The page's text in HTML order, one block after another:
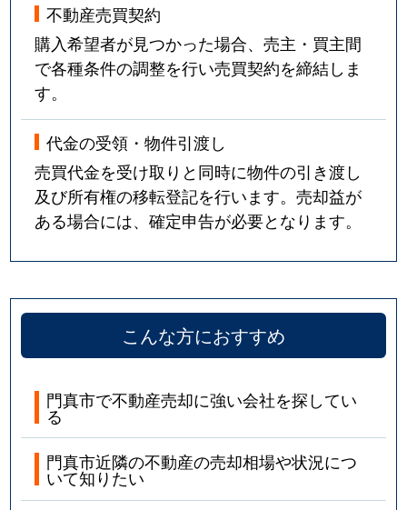
不動産売買契約
購入希望者が見つかった場合、売主・買主間
で各種条件の調整を行い売買契約を締結しま
す。
代金の受領・物件引渡し
売買代金を受け取りと同時に物件の引き渡し
及び所有権の移転登記を行います。売却益が
ある場合には、確定申告が必要となります。
こんな方におすすめ
門真市で不動産売却に強い会社を探してい
る
門真市近隣の不動産の売却相場や状況につ
いて知りたい